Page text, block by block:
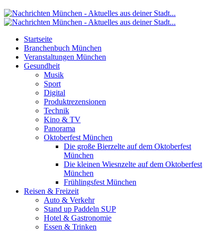
Startseite
Branchenbuch München
Veranstaltungen München
Gesundheit
Musik
Sport
Digital
Produktrezensionen
Technik
Kino & TV
Panorama
Oktoberfest München
Die große Bierzelte auf dem Oktoberfest
München
Die kleinen Wiesnzelte auf dem Oktoberfest
München
Frühlingsfest München
Reisen & Freizeit
Auto & Verkehr
Stand up Paddeln SUP
Hotel & Gastronomie
Essen & Trinken